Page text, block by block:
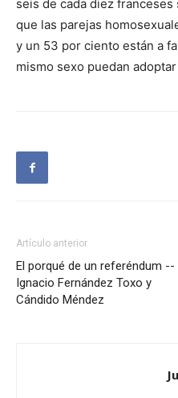
seis de cada diez
que las parejas
y un 53 por ciento están a
mismo sexo puedan
Artículo anterior
El porqué de un referéndum --
Ignacio Fernández Toxo y
Cándido Méndez